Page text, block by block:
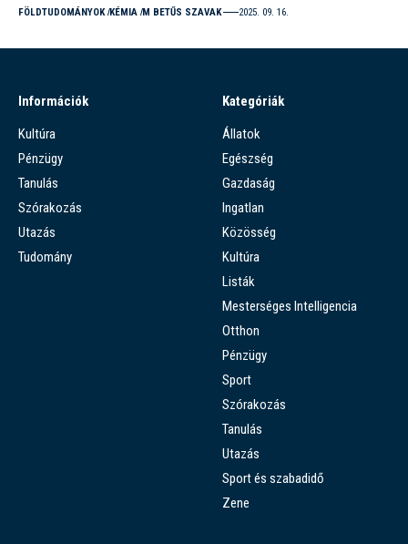
FÖLDTUDOMÁNYOK KÉMIA M BETŰS SZAVAK 2025. 09. 16.
Információk
Kultúra
Pénzügy
Tanulás
Szórakozás
Utazás
Tudomány
Kategóriák
Állatok
Egészség
Gazdaság
Ingatlan
Közösség
Kultúra
Listák
Mesterséges Intelligencia
Otthon
Pénzügy
Sport
Szórakozás
Tanulás
Utazás
Sport és szabadidő
Zene